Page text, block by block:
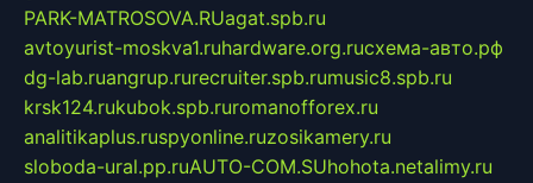
PARK-MATROSOVA.RUagat.spb.ru
avtoyurist-moskva1.ruhardware.org.ruсхема-авто.рф
dg-lab.ruangrup.rurecruiter.spb.rumusic8.spb.ru
krsk124.rukubok.spb.ruromanofforex.ru
analitikaplus.ruspyonline.ruzosikamery.ru
sloboda-ural.pp.ruAUTO-COM.SUhohota.netalimy.ru